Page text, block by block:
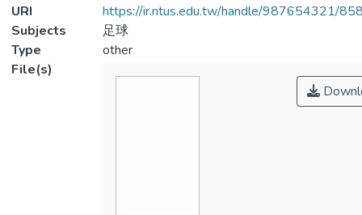
URI
https://ir.ntus.edu.tw/handle/987654321/
Subjects
足球
Type
other
File(s)